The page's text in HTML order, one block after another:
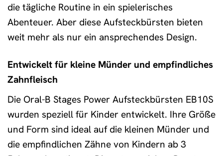
die tägliche Routine in ein spielerisches
Abenteuer. Aber diese Aufsteckbürsten bieten
weit mehr als nur ein ansprechendes Design.
Entwickelt für kleine Münder und empfindliches
Zahnfleisch
Die Oral-B Stages Power Aufsteckbürsten EB10S
wurden speziell für Kinder entwickelt. Ihre Größe
und Form sind ideal auf die kleinen Münder und
die empfindlichen Zähne von Kindern ab 3